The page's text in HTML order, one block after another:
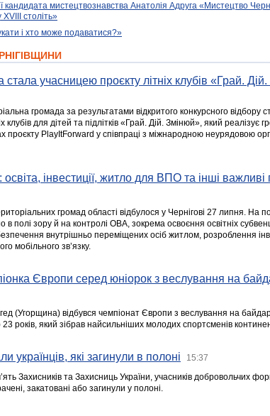
кандидата мистецтвознавства Анатолія Адруга «Мистецтво
століть»
і хто може подаватися?»
стала учасницею проєкту літніх клубів «Грай.
громада за результатами відкритого конкурсного відбору
клубів для дітей та підлітків «Грай. Дій. Змінюй», який реалізує
проєкту PlayItForward у співпраці з міжнародною неурядовою
освіта, інвестиції, житло для ВПО та інші важливі
громад області відбулося у Чернігові 27 липня. На
в полі зору й на контролі ОВА, зокрема освоєння освітніх
внутрішньо переміщених осіб житлом, розроблення
мобільного зв’язку.
Європи серед юніорок з веслування на
(Угорщина) відбувся чемпіонат Європи з веслування на
років, який зібрав найсильніших молодих спортсменів
українців, які загинули в полоні 15:37
Захисників та Захисниць України, учасників добровольчих
закатовані або загинули у полоні.